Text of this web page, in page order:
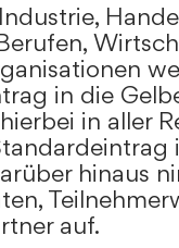
in die
in aller
hinaus
auf.